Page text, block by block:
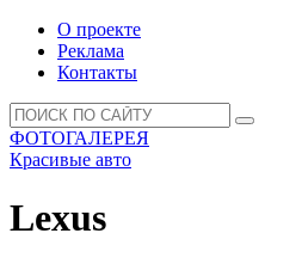
О проекте
Реклама
Контакты
ФОТОГАЛЕРЕЯ
Красивые авто
Lexus